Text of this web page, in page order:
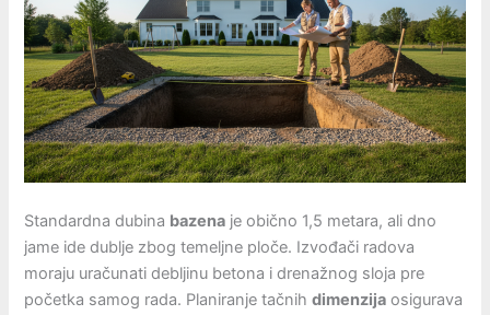
Standardna dubina bazena je obično 1,5 metara, ali dno
jame ide dublje zbog temeljne ploče. Izvođači radova
moraju uračunati debljinu betona i drenažnog sloja pre
početka samog rada. Planiranje tačnihdimenzija osigurava